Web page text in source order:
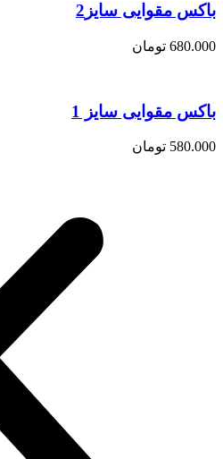
باکس مقوایی سایز2
680.000 تومان
باکس مقوایی سایز 1
580.000 تومان